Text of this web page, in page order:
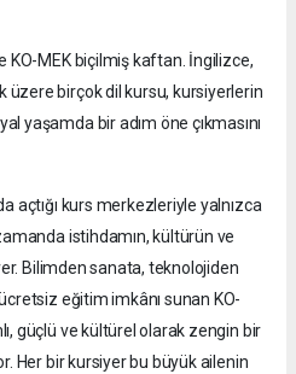
KO-MEK biçilmiş kaftan. İngilizce,
birçok dil kursu, kursiyerlerin
yaşamda bir adım öne çıkmasını
açtığı kurs merkezleriyle yalnızca
istihdamın, kültürün ve
Bilimden sanata, teknolojiden
eğitim imkânı sunan KO-
güçlü ve kültürel olarak zengin bir
Her bir kursiyer bu büyük ailenin